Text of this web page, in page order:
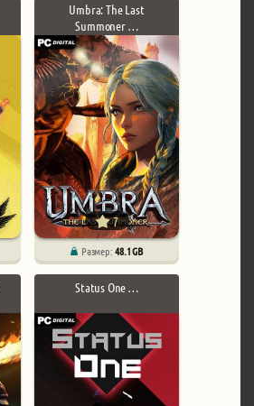
Umbra: The Last
Summoner …
7
Размер:48.1 GB
Status One …